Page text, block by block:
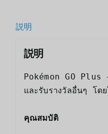
説明
説明
Pokémon GO Plus
และรับรางวัลอื่นๆ โด
คุณสมบัติ